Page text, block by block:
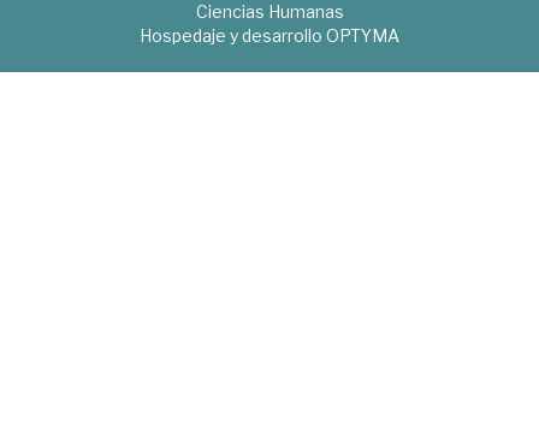
Ciencias Humanas
Hospedaje y desarrollo OPTYMA